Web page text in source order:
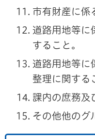
市有財産に係
道路用地等に
すること。
道路用地等に
整理に関する
課内の庶務及
その他他のグ